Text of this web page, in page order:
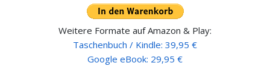
Weitere Formate auf Amazon & Play:
Taschenbuch / Kindle: 39,95 €
Google eBook: 29,95 €